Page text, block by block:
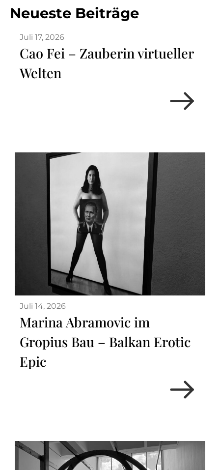
Neueste Beiträge
Juli 17, 2026
Cao Fei – Zauberin virtueller
Welten
Juli 14, 2026
Marina Abramovic im
Gropius Bau – Balkan Erotic
Epic